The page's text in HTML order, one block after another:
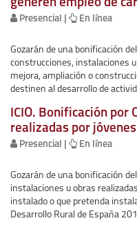
generen empleo de
Presencial | En línea
Gozarán de una bonificación
construcciones, instalaciones
mejora, ampliación o
destinen al desarrollo de
ICIO. Bonificación por
realizadas por
Presencial | En línea
Gozarán de una bonificación
instalaciones u obras
instalado o que pretenda
Desarrollo Rural de España